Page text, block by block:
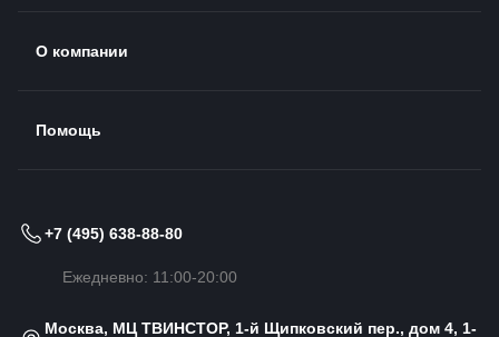
О компании
Помощь
+7 (495) 638-88-80
Ежедневно: 11:00-20:00
Москва, МЦ ТВИНСТОР, 1-й Щипковский пер., дом 4, 1-